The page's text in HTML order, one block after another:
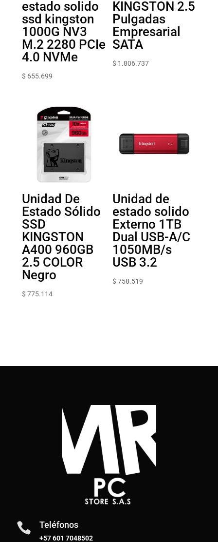
estado solido
ssd kingston
1000G NV3
M.2 2280 PCIe
4.0 NVMe
$ 655.699
KINGSTON 2.5
Pulgadas
Empresarial
SATA
$ 1.806.737
Unidad De
Estado Sólido
SSD
KINGSTON
A400 960GB
2.5 COLOR
Negro
$ 775.114
Unidad de
estado solido
Externo 1TB
Dual USB-A/C
1050MB/s
USB 3.2
$ 758.519
 Teléfonos
+57 601 7048502